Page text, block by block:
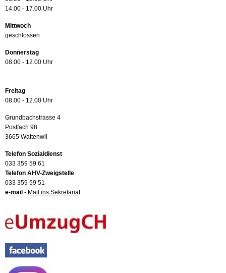
14.00 - 17.00 Uhr
Mittwoch
geschlossen
Donnerstag
08.00 - 12.00 Uhr
Freitag
08.00 - 12.00 Uhr
Grundbachstrasse 4
Postfach 98
3665 Wattenwil
Telefon Sozialdienst
033 359 59 61
Telefon AHV-Zweigstelle
033 359 59 51
e-mail - Mail ins Sekretariat